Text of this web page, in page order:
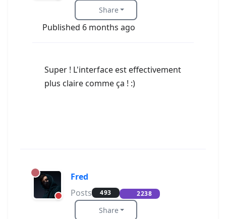
Share
Published 6 months ago
Super ! L'interface est effectivement
plus claire comme ça ! :)
Fred
Posts
493 2238
Share